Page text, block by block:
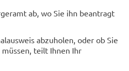
ab, wo Sie ihn beantragt
abzuholen, oder ob Sie
teilt Ihnen Ihr